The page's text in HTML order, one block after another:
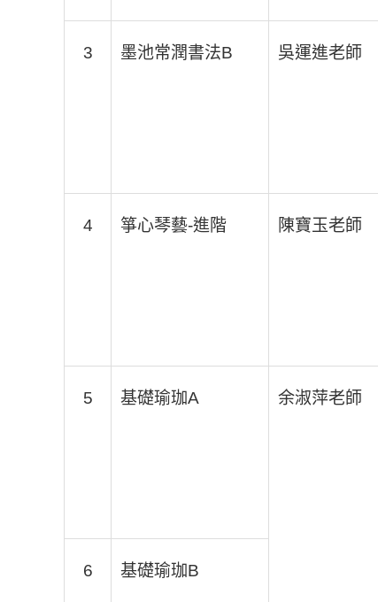
3 墨池常潤書法B 吳運進老師
4 箏心琴藝-進階 陳寶玉老師
5 基礎瑜珈A 余淑萍老師
6 基礎瑜珈B